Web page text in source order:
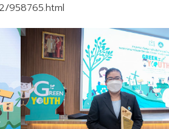
958765.html